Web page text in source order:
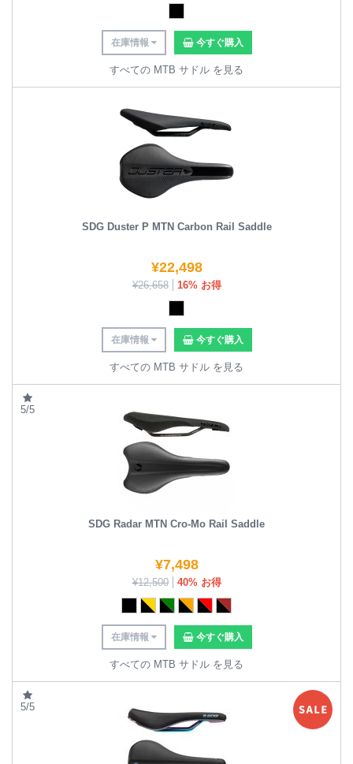
在庫情報 今すぐ購入
すべての MTB サドル を見る
SDG Duster P MTN Carbon Rail Saddle
¥22,498
¥26,658 16% お得
在庫情報 今すぐ購入
すべての MTB サドル を見る
5/5
SDG Radar MTN Cro-Mo Rail Saddle
¥7,498
¥12,500 40% お得
在庫情報 今すぐ購入
すべての MTB サドル を見る
5/5